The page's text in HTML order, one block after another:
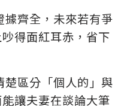
據齊全，未來若有爭
得面紅耳赤，省下
楚區分「個人的」與
能讓夫妻在談論大筆